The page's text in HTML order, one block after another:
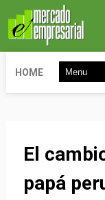
HOME
El
papá